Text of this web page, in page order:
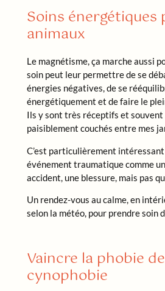
Soins énergétiques
animaux
Le magnétisme, ça marche aussi
soin peut leur permettre de se
énergies négatives, de se
énergétiquement et de faire le
Ils y sont très réceptifs et
paisiblement couchés entre mes
C’est particulièrement
événement traumatique comme
accident, une blessure, mais pas
Un rendez-vous au calme, en
selon la météo, pour prendre soin
Vaincre la phobie
cynophobie